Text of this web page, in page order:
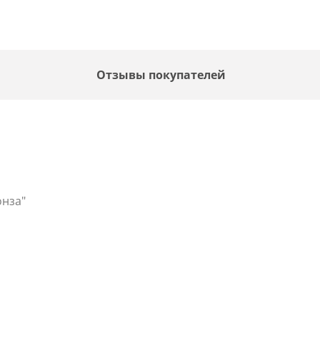
Отзывы покупателей